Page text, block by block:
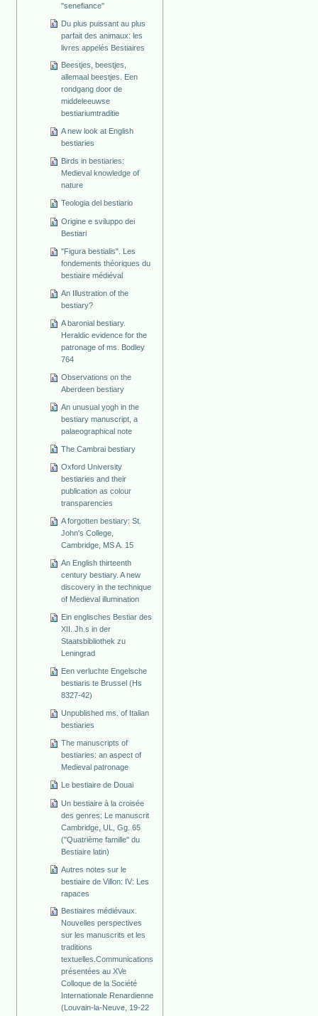
"senefiance"
Du plus puissant au plus
parfait des animaux: les
livres appelés Bestiaires
Beestjes, beestjes,
allemaal beestjes. Een
rondgang door de
middeleeuwse
bestiariumtraditie
A new look at English
bestiaries
Birds in bestiaries:
Medieval knowledge of
nature
Teologia del bestiario
Origine e sviluppo dei
Bestiari
"Figura bestialis". Les
fondements théoriques du
bestiaire médiéval
An Illustration of the
bestiary?
A baronial bestiary.
Heraldic evidence for the
patronage of ms. Bodley
764
Observations on the
Aberdeen bestiary
An unusual yogh in the
bestiary manuscript, a
palaeographical note
The Cambrai bestiary
Oxford University
bestiaries and their
publication as colour
transparencies
A forgotten bestiary: St.
John's College,
Cambridge, MS A. 15
An English thirteenth
century bestiary. A new
discovery in the technique
of Medieval illumination
Ein englisches Bestiar des
XII. Jh.s in der
Staatsbibliothek zu
Leningrad
Een verluchte Engelsche
bestiaris te Brussel (Hs
8327-42)
Unpublished ms. of Italian
bestiaries
The manuscripts of
bestiaries: an aspect of
Medieval patronage
Le bestiaire de Douai
Un bestiaire à la croisée
des genres: Le manuscrit
Cambridge, UL, Gg. 65
("Quatrième famille" du
Bestiaire latin)
Autres notes sur le
bestiaire de Villon: IV: Les
rapaces
Bestiaires médiévaux.
Nouvelles perspectives
sur les manuscrits et les
traditions
textuelles.Communications
présentées au XVe
Colloque de la Société
Internationale Renardienne
(Louvain-la-Neuve, 19-22